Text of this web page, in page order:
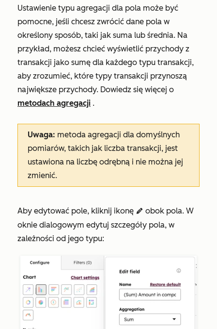
Ustawienie typu agregacji dla pola może być
pomocne, jeśli chcesz zwrócić dane pola w
określony sposób, taki jak suma lub średnia. Na
przykład, możesz chcieć wyświetlić przychody z
transakcji jako sumę dla każdego typu transakcji,
aby zrozumieć, które typy transakcji przynoszą
największe przychody. Dowiedz się więcej o
metodach agregacji .
Uwaga: metoda agregacji dla domyślnych
pomiarów, takich jak liczba transakcji, jest
ustawiona na liczbę odrębną i nie można jej
zmienić.
Aby edytować pole, kliknij ikonę edit obok pola. W
oknie dialogowym edytuj szczegóły pola, w
zależności od jego typu: